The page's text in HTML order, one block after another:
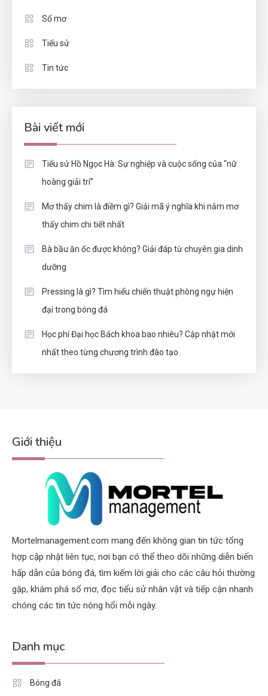
Sổ mơ
Tiểu sử
Tin tức
Bài viết mới
Tiểu sử Hồ Ngọc Hà: Sự nghiệp và cuộc sống của “nữ
hoàng giải trí”
Mơ thấy chim là điềm gì? Giải mã ý nghĩa khi nằm mơ
thấy chim chi tiết nhất
Bà bầu ăn ốc được không? Giải đáp từ chuyên gia dinh
dưỡng
Pressing là gì? Tìm hiểu chiến thuật phòng ngự hiện
đại trong bóng đá
Học phí Đại học Bách khoa bao nhiêu? Cập nhật mới
nhất theo từng chương trình đào tạo
Giới thiệu
Mortelmanagement.com mang đến không gian tin tức tổng
hợp cập nhật liên tục, nơi bạn có thể theo dõi những diễn biến
hấp dẫn của bóng đá, tìm kiếm lời giải cho các câu hỏi thường
gặp, khám phá sổ mơ, đọc tiểu sử nhân vật và tiếp cận nhanh
chóng các tin tức nóng hổi mỗi ngày.
Danh mục
Bóng đá